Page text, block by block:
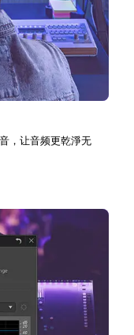
，让音频更乾淨无